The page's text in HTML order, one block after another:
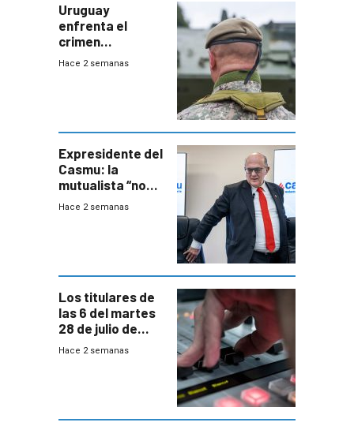
Uruguay
enfrenta el
crimen
organizado con
seguridad
Hace 2 semanas
Expresidente del
Casmu: la
mutualista “no
está para pagar”
Hace 2 semanas
Los titulares de
las 6 del martes
28 de julio de
2026
Hace 2 semanas